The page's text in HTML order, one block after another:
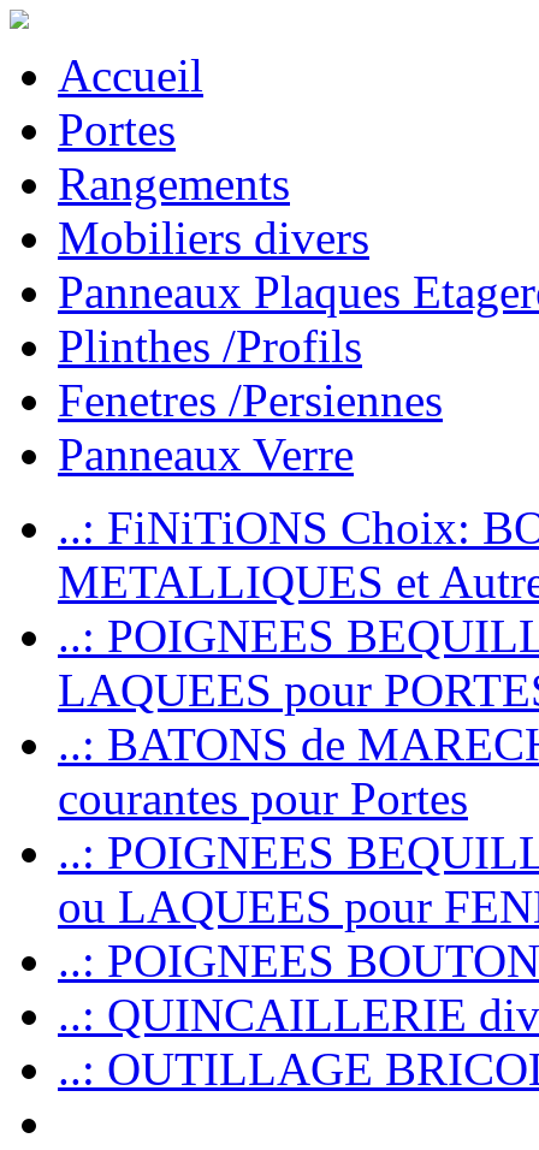
Accueil
Portes
Rangements
Mobiliers divers
Panneaux Plaques
Plinthes /Profils
Fenetres /Persiennes
Panneaux Verre
..: FiNiTiONS Choix:
METALLIQUES et
..: POIGNEES
LAQUEES pour
..: BATONS de
courantes pour Portes
..: POIGNEES
ou LAQUEES pour
..: POIGNEES
..: QUINCAILLERIE
..: OUTILLAGE